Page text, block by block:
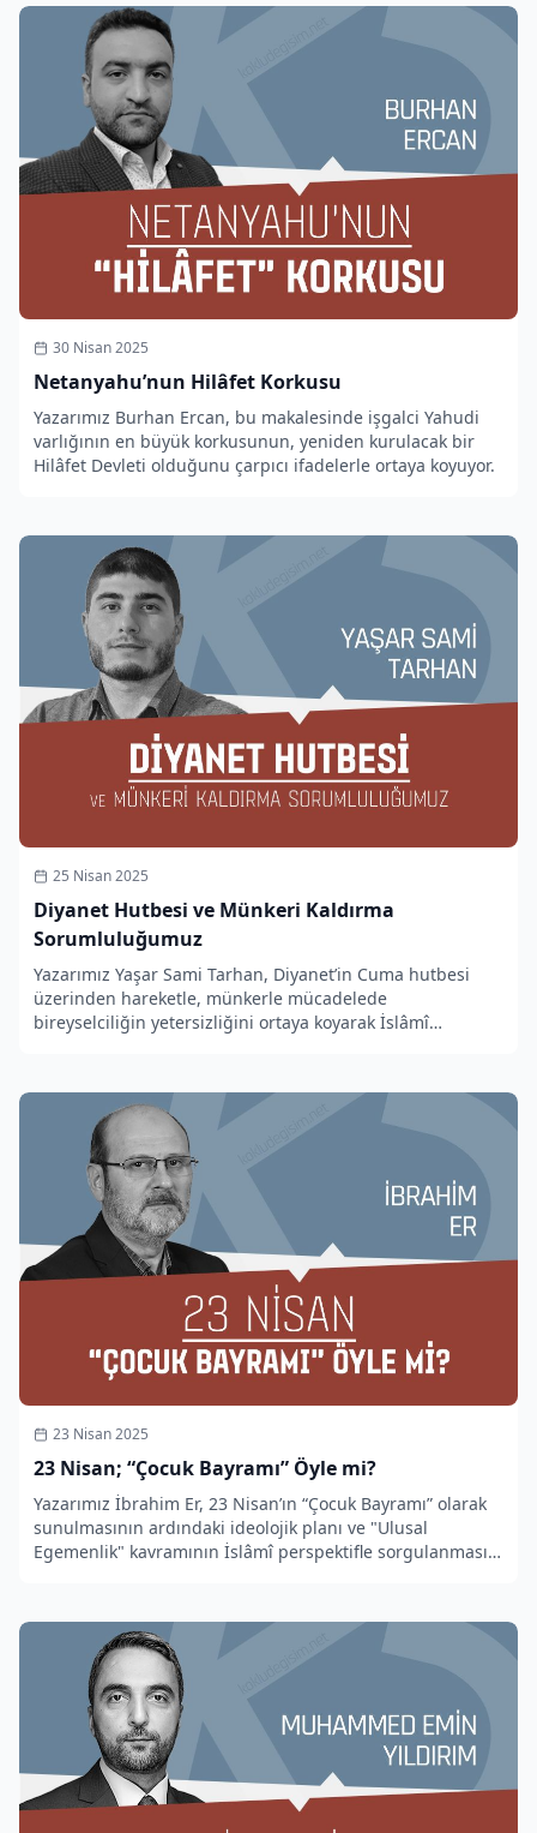
30 Nisan 2025
Netanyahu’nun Hilâfet Korkusu
Yazarımız Burhan Ercan, bu makalesinde işgalci Yahudi
varlığının en büyük korkusunun, yeniden kurulacak bir
Hilâfet Devleti olduğunu çarpıcı ifadelerle ortaya koyuyor.
25 Nisan 2025
Diyanet Hutbesi ve Münkeri Kaldırma
Sorumluluğumuz
Yazarımız Yaşar Sami Tarhan, Diyanet’in Cuma hutbesi
üzerinden hareketle, münkerle mücadelede
bireyselciliğin yetersizliğini ortaya koyarak İslâmî
23 Nisan 2025
23 Nisan; “Çocuk Bayramı” Öyle mi?
Yazarımız İbrahim Er, 23 Nisan’ın “Çocuk Bayramı” olarak
sunulmasının ardındaki ideolojik planı ve "Ulusal
Egemenlik" kavramının İslâmî perspektifle sorgulanmasını